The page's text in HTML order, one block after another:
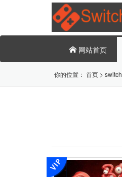
网站首页
你的位置： 首页 > switch